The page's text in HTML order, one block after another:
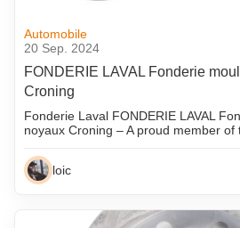
Automobile
20 Sep. 2024
FONDERIE LAVAL Fonderie
Croning
Fonderie Laval FONDERIE LAVAL
noyaux Croning – A proud member
loic